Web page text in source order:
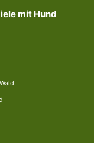
mit Hund